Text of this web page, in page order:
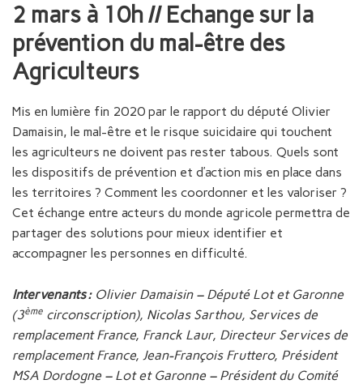
2 mars à 10h // Echange sur la
prévention du mal-être des
Agriculteurs
Mis en lumière fin 2020 par le rapport du député Olivier
Damaisin, le mal-être et le risque suicidaire qui touchent
les agriculteurs ne doivent pas rester tabous. Quels sont
les dispositifs de prévention et d’action mis en place dans
les territoires ? Comment les coordonner et les valoriser ?
Cet échange entre acteurs du monde agricole permettra de
partager des solutions pour mieux identifier et
accompagner les personnes en difficulté.
Intervenants : Olivier Damaisin – Député Lot et Garonne​
(3ème circonscription), Nicolas Sarthou, Services de
remplacement France, Franck Laur, Directeur Services de
remplacement France, Jean-François Fruttero, Président
MSA Dordogne – Lot et Garonne – Président du Comité